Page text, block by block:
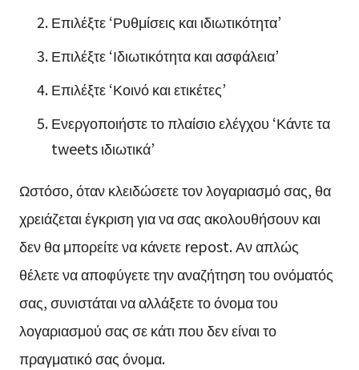
Επιλέξτε ‘Ρυθμίσεις και ιδιωτικότητα’
Επιλέξτε ‘Ιδιωτικότητα και ασφάλεια’
Επιλέξτε ‘Κοινό και ετικέτες’
Ενεργοποιήστε το πλαίσιο ελέγχου ‘Κάντε τα
tweets ιδιωτικά’
Ωστόσο, όταν κλειδώσετε τον λογαριασμό σας, θα
χρειάζεται έγκριση για να σας ακολουθήσουν και
δεν θα μπορείτε να κάνετε repost. Αν απλώς
θέλετε να αποφύγετε την αναζήτηση του ονόματός
σας, συνιστάται να αλλάξετε το όνομα του
λογαριασμού σας σε κάτι που δεν είναι το
πραγματικό σας όνομα.